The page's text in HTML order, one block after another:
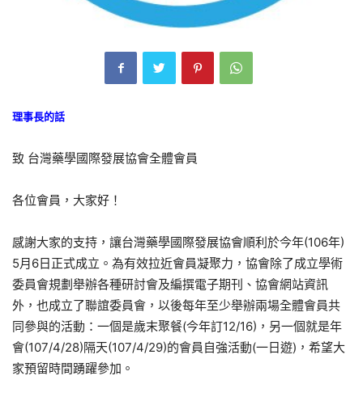
理事長的話
致 台灣藥學國際發展協會全體會員
各位會員，大家好！
感謝大家的支持，讓台灣藥學國際發展協會順利於今年(106年)
5月6日正式成立。為有效拉近會員凝聚力，協會除了成立學術
委員會規劃舉辦各種研討會及編撰電子期刊、協會網站資訊
外，也成立了聯誼委員會，以後每年至少舉辦兩場全體會員共
同參與的活動：一個是歲末聚餐(今年訂12/16)，另一個就是年
會(107/4/28)隔天(107/4/29)的會員自強活動(一日遊)，希望大
家預留時間踴躍參加。